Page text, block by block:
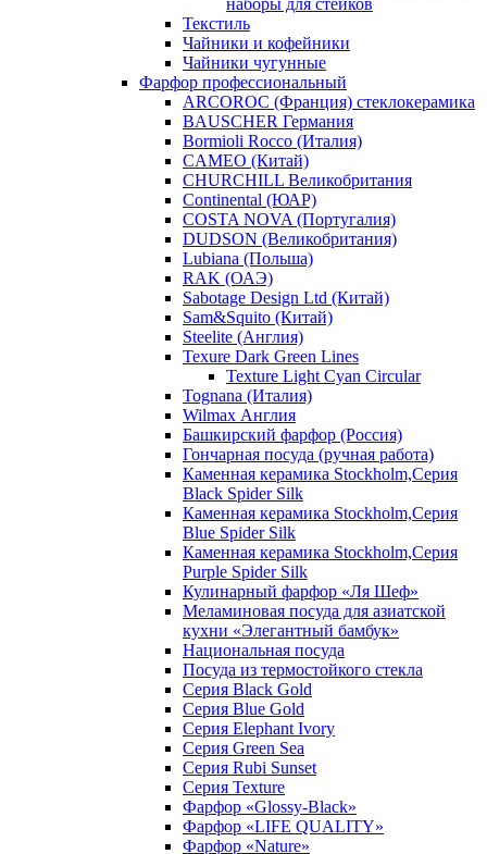
наборы для стейков
Текстиль
Чайники и кофейники
Чайники чугунные
Фарфор профессиональный
ARCOROC (Франция) стеклокерамика
BAUSCHER Германия
Bormioli Rocco (Италия)
CAMEO (Китай)
CHURCHILL Великобритания
Continental (ЮАР)
COSTA NOVA (Португалия)
DUDSON (Великобритания)
Lubiana (Польша)
RAK (ОАЭ)
Sabotage Design Ltd (Китай)
Sam&Squito (Китай)
Steelite (Англия)
Texure Dark Green Lines
Texture Light Cyan Circular
Tognana (Италия)
Wilmax Англия
Башкирский фарфор (Россия)
Гончарная посуда (ручная работа)
Каменная керамика Stockholm,Серия
Black Spider Silk
Каменная керамика Stockholm,Серия
Blue Spider Silk
Каменная керамика Stockholm,Серия
Purple Spider Silk
Кулинарный фарфор «Ля Шеф»
Меламиновая посуда для азиатской
кухни «Элегантный бамбук»
Национальная посуда
Посуда из термостойкого стекла
Серия Black Gold
Серия Blue Gold
Серия Elephant Ivory
Серия Green Sea
Серия Rubi Sunset
Серия Texture
Фарфор «Glossy-Black»
Фарфор «LIFE QUALITY»
Фарфор «Nature»